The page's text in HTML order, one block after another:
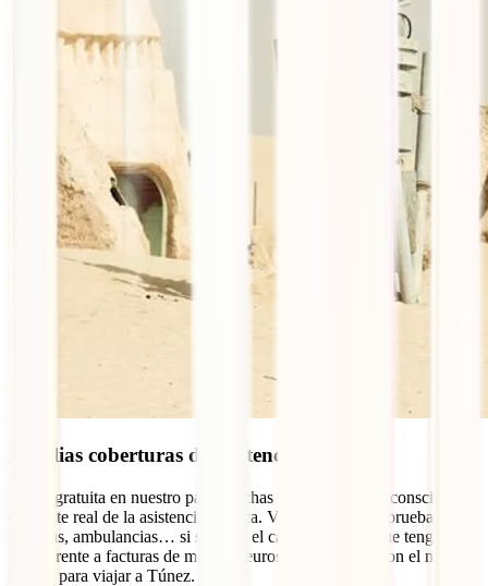
Amplias coberturas de asistencia médica
Al ser gratuita en nuestro país, muchas veces no somos conscientes
del coste real de la asistencia médica. Visitas, ingresos, pruebas
médicas, ambulancias… si se diera el caso es posible que tengas que
hacer frente a facturas de miles de euros si no cuentas con el mejor
seguro para viajar a Túnez.